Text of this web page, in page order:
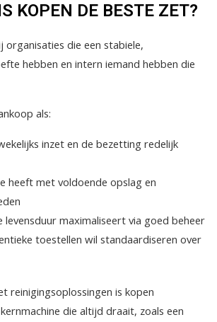
KOPEN DE BESTE ZET?
organisaties die een stabiele,
hebben en intern iemand hebben die
als:
inzet en de bezetting redelijk
heeft met voldoende opslag en
levensduur maximaliseert via goed beheer
toestellen wil standaardiseren over
reinigingsoplossingen is kopen
die altijd draait, zoals een